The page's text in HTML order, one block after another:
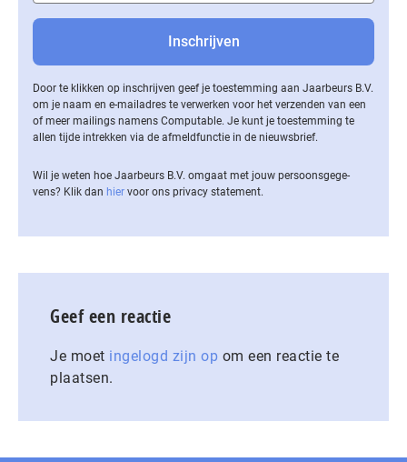
Door te klikken op inschrijven geef je toestemming aan Jaarbeurs B.V.
om je naam en e-mailadres te verwerken voor het verzenden van een
of meer mailings namens Computable. Je kunt je toestemming te
allen tijde intrekken via de af­meld­func­tie in de nieuwsbrief.
Wil je weten hoe Jaarbeurs B.V. omgaat met jouw per­soons­ge­ge­
vens? Klik dan hier voor ons privacy statement.
Geef een reactie
Je moet ingelogd zijn op om een reactie te
plaatsen.